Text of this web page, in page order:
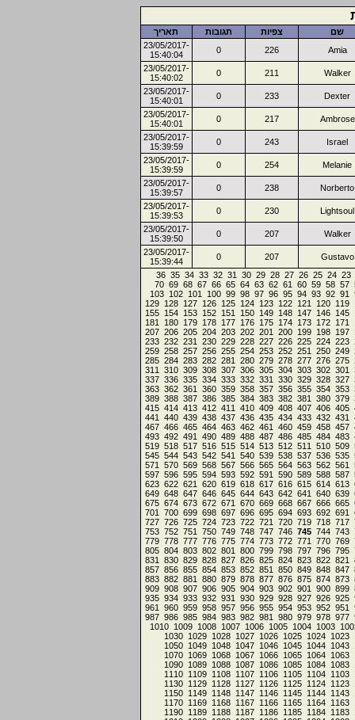
שם צפיות תגובות
תאריך
Amia
226
0
23/05/2017-
15:40:04
Walker
211
0
23/05/2017-
15:40:02
Dexter
233
0
23/05/2017-
15:40:01
Ambrose
217
0
23/05/2017-
15:40:01
Israel
243
0
23/05/2017-
15:39:59
Melanie
254
0
23/05/2017-
15:39:59
Norberto
238
0
23/05/2017-
15:39:57
Lightsoul
230
0
23/05/2017-
15:39:53
Walker
207
0
23/05/2017-
15:39:50
Gustavo
207
0
23/05/2017-
15:39:44
23
24
25
26
27
28
29
30
31
32
33
34
35
36
57
58
59
60
61
62
63
64
65
66
67
68
69
70
91
92
93
94
95
96
97
98
99
100
101
102
103
119
120
121
122
123
124
125
126
127
128
129
145
146
147
148
149
150
151
152
153
154
155
171
172
173
174
175
176
177
178
179
180
181
197
198
199
200
201
202
203
204
205
206
207
223
224
225
226
227
228
229
230
231
232
233
249
250
251
252
253
254
255
256
257
258
259
275
276
277
278
279
280
281
282
283
284
285
301
302
303
304
305
306
307
308
309
310
311
327
328
329
330
331
332
333
334
335
336
337
353
354
355
356
357
358
359
360
361
362
363
379
380
381
382
383
384
385
386
387
388
389
405
406
407
408
409
410
411
412
413
414
415
431
432
433
434
435
436
437
438
439
440
441
457
458
459
460
461
462
463
464
465
466
467
483
484
485
486
487
488
489
490
491
492
493
509
510
511
512
513
514
515
516
517
518
519
535
536
537
538
539
540
541
542
543
544
545
561
562
563
564
565
566
567
568
569
570
571
587
588
589
590
591
592
593
594
595
596
597
613
614
615
616
617
618
619
620
621
622
623
639
640
641
642
643
644
645
646
647
648
649
665
666
667
668
669
670
671
672
673
674
675
691
692
693
694
695
696
697
698
699
700
701
717
718
719
720
721
722
723
724
725
726
727
743
744
745
746
747
748
749
750
751
752
753
769
770
771
772
773
774
775
776
777
778
779
795
796
797
798
799
800
801
802
803
804
805
821
822
823
824
825
826
827
828
829
830
831
847
848
849
850
851
852
853
854
855
856
857
873
874
875
876
877
878
879
880
881
882
883
899
900
901
902
903
904
905
906
907
908
909
925
926
927
928
929
930
931
932
933
934
935
951
952
953
954
955
956
957
958
959
960
961
977
978
979
980
981
982
983
984
985
986
987
1003
1004
1005
1006
1007
1008
1009
1010
1023
1024
1025
1026
1027
1028
1029
1030
1043
1044
1045
1046
1047
1048
1049
1050
1063
1064
1065
1066
1067
1068
1069
1070
1083
1084
1085
1086
1087
1088
1089
1090
1103
1104
1105
1106
1107
1108
1109
1110
1123
1124
1125
1126
1127
1128
1129
1130
1143
1144
1145
1146
1147
1148
1149
1150
1163
1164
1165
1166
1167
1168
1169
1170
1183
1184
1185
1186
1187
1188
1189
1190